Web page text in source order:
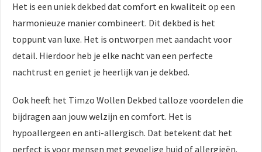
Het is een uniek dekbed dat comfort en kwaliteit op een
harmonieuze manier combineert. Dit dekbed is het
toppunt van luxe. Het is ontworpen met aandacht voor
detail. Hierdoor heb je elke nacht van een perfecte
nachtrust en geniet je heerlijk van je dekbed.
Ook heeft het Timzo Wollen Dekbed talloze voordelen die
bijdragen aan jouw welzijn en comfort. Het is
hypoallergeen en anti-allergisch. Dat betekent dat het
perfect is voor mensen met gevoelige huid of allergieën.